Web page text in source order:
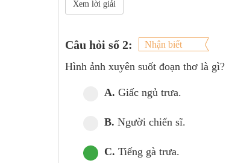
Xem lời giải
Câu hỏi số 2: Nhận biết
Hình ảnh xuyên suốt đoạn thơ là gì?
A. Giấc ngủ trưa.
B. Người chiến sĩ.
C. Tiếng gà trưa.